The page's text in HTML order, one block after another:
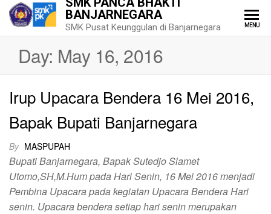
BANJARNEGARA
SMK Pusat Keunggulan di Banjarnegara MENU
Day: May 16, 2016
Irup Upacara Bendera 16 Mei 2016,
Bapak Bupati Banjarnegara
By MASPUPAH
Bupati Banjarnegara, Bapak Sutedjo Slamet
Utomo,SH,M.Hum pada Hari Senin, 16 Mei 2016 menjadi
Pembina Upacara pada kegiatan Upacara Bendera Hari
senin. Upacara bendera setiap hari senin merupakan